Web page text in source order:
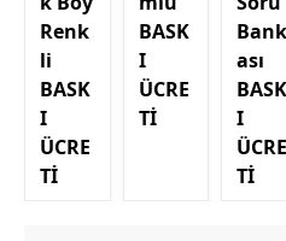
Renk
li
BASK
I
ÜCRE
Tİ
BASK
I
ÜCRE
Tİ
Bank
ası
BASK
I
ÜCRE
Tİ